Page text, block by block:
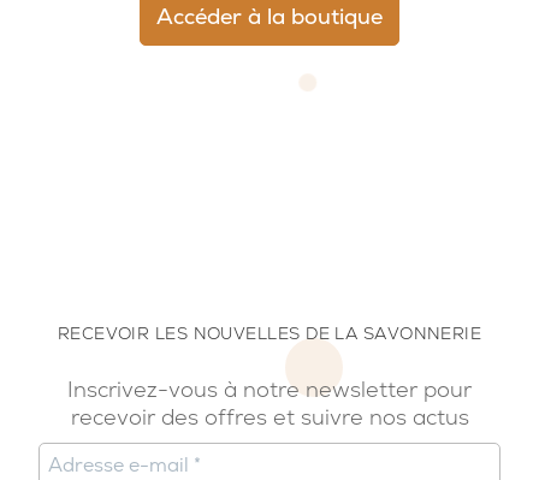
Accéder à la boutique
RECEVOIR LES NOUVELLES DE LA SAVONNERIE
Inscrivez-vous à notre newsletter pour
recevoir des offres et suivre nos actus